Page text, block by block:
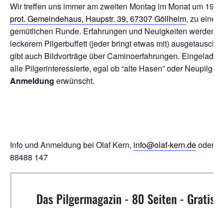
Wir treffen uns immer am zweiten Montag im Monat um
prot. Gemeindehaus, Haupstr. 39, 67307 Göllheim, zu einer
gemütlichen Runde. Erfahrungen und Neuigkeiten werden
leckerem Pilgerbuffett (jeder bringt etwas mit) ausgetauscht.
gibt auch Bildvorträge über Caminoerfahrungen.
alle Pilgerinteressierte, egal ob “alte Hasen” oder Neupilger.
Anmeldung erwünscht.
Info und Anmeldung bei Olaf Kern, info@olaf-kern.deoder
88488 147
Das Pilgermagazin - 80 Seiten - Gratis!